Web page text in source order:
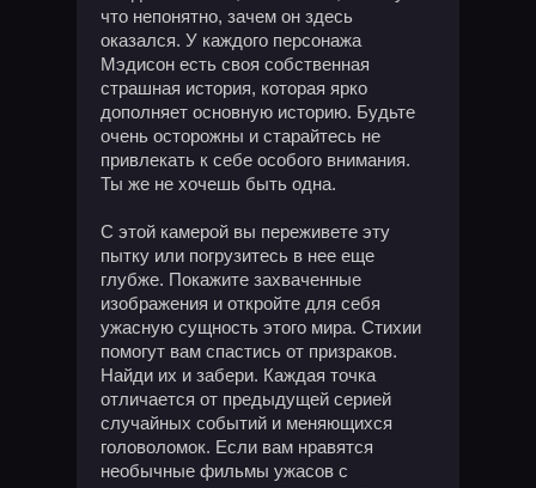
что непонятно, зачем он здесь
оказался. У каждого персонажа
Мэдисон есть своя собственная
страшная история, которая ярко
дополняет основную историю. Будьте
очень осторожны и старайтесь не
привлекать к себе особого внимания.
Ты же не хочешь быть одна.
С этой камерой вы переживете эту
пытку или погрузитесь в нее еще
глубже. Покажите захваченные
изображения и откройте для себя
ужасную сущность этого мира. Стихии
помогут вам спастись от призраков.
Найди их и забери. Каждая точка
отличается от предыдущей серией
случайных событий и меняющихся
головоломок. Если вам нравятся
необычные фильмы ужасов с